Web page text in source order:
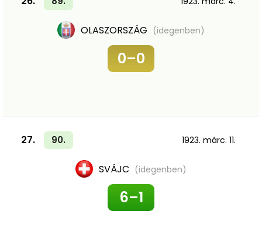
OLASZORSZÁG (idegenben)
0–0
27. 90. 1923. márc. 11.
SVÁJC (idegenben)
6–1